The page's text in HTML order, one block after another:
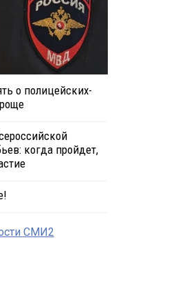
о полицейских-
когда пройдет,
СМИ2